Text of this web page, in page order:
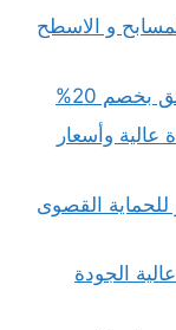
و الاسطح
20%
وأسعار
القصوى
الجودة